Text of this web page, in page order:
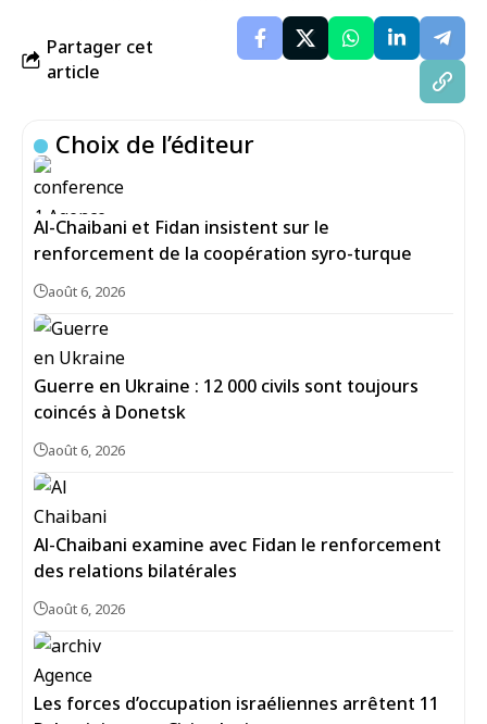
Partager cet
article
Choix de l’éditeur
Al-Chaibani et Fidan insistent sur le
renforcement de la coopération syro-turque
août 6, 2026
Guerre en Ukraine : 12 000 civils sont toujours
coincés à Donetsk
août 6, 2026
Al-Chaibani examine avec Fidan le renforcement
des relations bilatérales
août 6, 2026
Les forces d’occupation israéliennes arrêtent 11